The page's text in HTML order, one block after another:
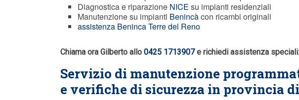
Diagnostica e riparazione NICE su impianti residenziali
Manutenzione su impianti Benincàcon ricambi originali
assistenza Beninca Terre del Reno
Chiama ora Gilberto allo 0425 1713907e richiedi assistenza
Servizio di manutenzione
e verifiche di sicurezza in provincia